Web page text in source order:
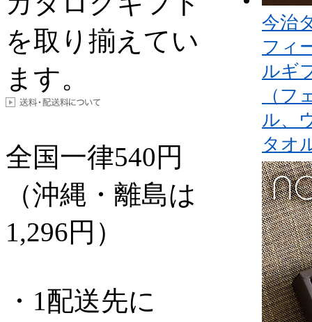
今治
フィ
ルギ
（フ
ル、
タオ
を取り揃えてい
ます。
全国一律540円
（沖縄・離島は
1,296円）
・1配送先に